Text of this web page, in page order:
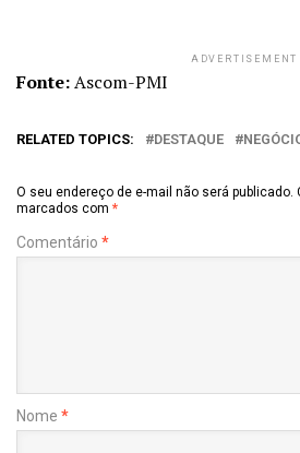
ADVERTISEMENT
Fonte:Ascom-PMI
RELATED TOPICS: DESTAQUE
O seu endereço de e-mail não será publicado.
marcados com *
Comentário *
Nome *